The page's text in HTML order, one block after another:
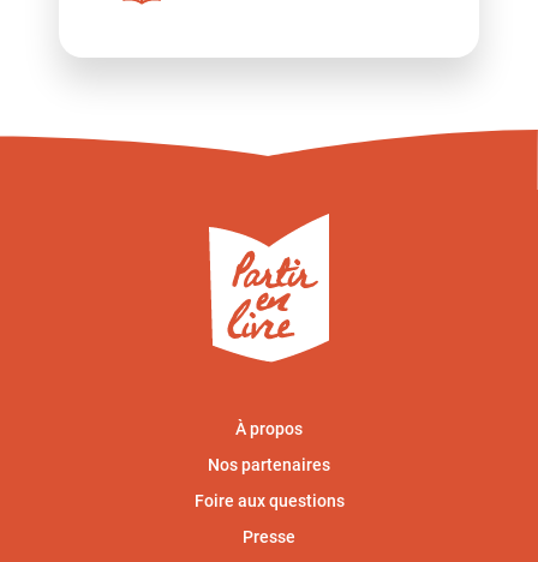
À propos
Nos partenaires
Foire aux questions
Presse